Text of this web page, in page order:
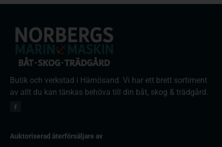
Butik och verkstad i Härnösand. Vi har ett brett sortiment
av allt du kan tänkas behöva till din båt, skog & trädgård.
Auktoriserad återförsäljare av